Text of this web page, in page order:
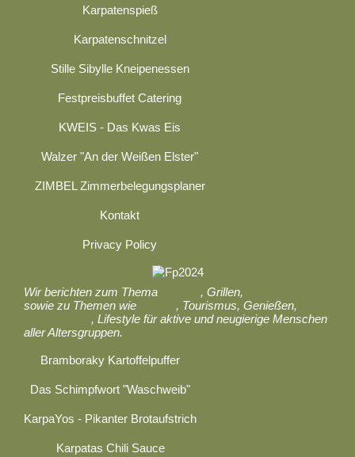
Karpatenspieß
Karpatenschnitzel
Stille Sibylle Kneipenessen
Festpreisbuffet Catering
KWEIS - Das Kwas Eis
Walzer "An der Weißen Elster"
ZIMBEL Zimmerbelegungsplaner
Kontakt
Privacy Policy
Wir berichten zum Thema , Grillen,
sowie zu Themen wie
, Tourismus, Genießen,
, Lifestyle für aktive und neugierige Menschen
aller Altersgruppen.
Bramboraky Kartoffelpuffer
Das Schimpfwort "Waschweib"
KarpaYos - Pikanter Brotaufstrich
Karpatas Chili Sauce